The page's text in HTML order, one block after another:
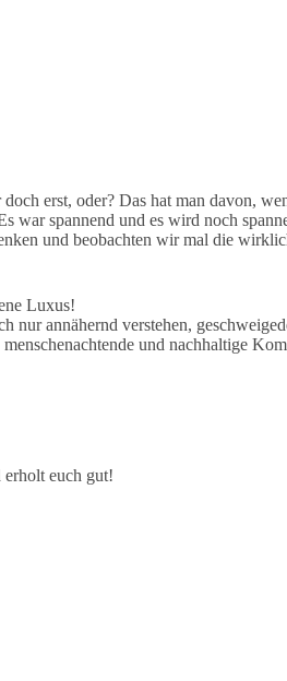
erst, oder? Das hat man davon,
spannend und es wird noch
und beobachten wir mal die
Luxus!
annähernd verstehen,
menschenachtende und nachhaltige
euch gut!